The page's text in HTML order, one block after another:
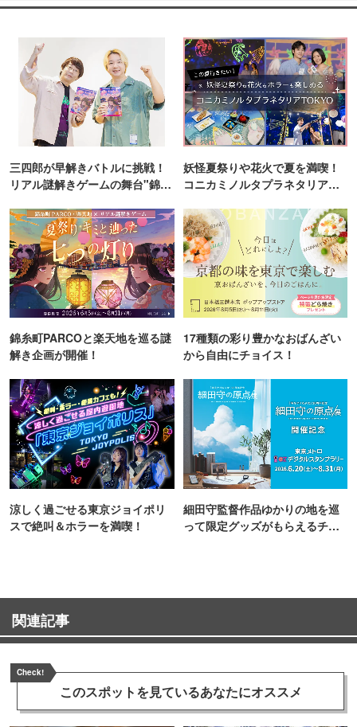
三四郎が早解きバトルに挑戦！
リアル謎解きゲームの舞台"錦糸
妖怪夏祭りや花火で夏を満喫！
コニカミノルタプラネタリア
錦糸町PARCOと楽天地を巡る謎
解き企画が開催！
17種類の彩り豊かなおばんざい
から自由にチョイス！
涼しく過ごせる東京ジョイポリ
スで絶叫＆ホラーを満喫！
細田守監督作品ゆかりの地を巡
って限定グッズがもらえるチャ
関連記事
Check!
このスポットを見ているあなたにオススメ